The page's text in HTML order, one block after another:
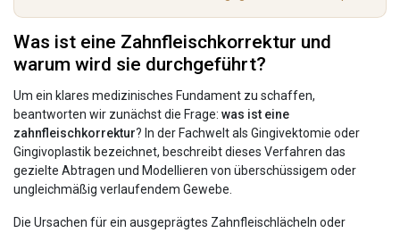
Was ist eine Zahnfleischkorrektur und
warum wird sie durchgeführt?
Um ein klares medizinisches Fundament zu schaffen,
beantworten wir zunächst die Frage: was ist eine
zahnfleischkorrektur? In der Fachwelt als Gingivektomie oder
Gingivoplastik bezeichnet, beschreibt dieses Verfahren das
gezielte Abtragen und Modellieren von überschüssigem oder
ungleichmäßig verlaufendem Gewebe.
Die Ursachen für ein ausgeprägtes Zahnfleischlächeln oder